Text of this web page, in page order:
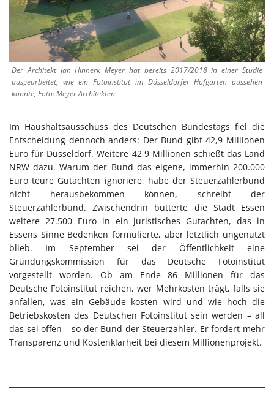
Der Architekt Jan Hinnerk Meyer hat bereits 2017/2018 in einer Studie
ausgearbeitet, wie ein Fotoinstitut im Düsseldorfer Hofgarten aussehen
könnte, Foto: Meyer Architekten
Im Haushaltsausschuss des Deutschen Bundestags fiel die
Entscheidung dennoch anders: Der Bund gibt 42,9 Millionen
Euro für Düsseldorf. Weitere 42,9 Millionen schießt das Land
NRW dazu. Warum der Bund das eigene, immerhin 200.000
Euro teure Gutachten ignoriere, habe der Steuerzahlerbund
nicht herausbekommen können, schreibt der
Steuerzahlerbund. Zwischendrin butterte die Stadt Essen
weitere 27.500 Euro in ein juristisches Gutachten, das in
Essens Sinne Bedenken formulierte, aber letztlich ungenutzt
blieb. Im September sei der Öffentlichkeit eine
Gründungskommission für das Deutsche Fotoinstitut
vorgestellt worden. Ob am Ende 86 Millionen für das
Deutsche Fotoinstitut reichen, wer Mehrkosten trägt, falls sie
anfallen, was ein Gebäude kosten wird und wie hoch die
Betriebskosten des Deutschen Fotoinstitut sein werden – all
das sei offen – so der Bund der Steuerzahler. Er fordert mehr
Transparenz und Kostenklarheit bei diesem Millionenprojekt.